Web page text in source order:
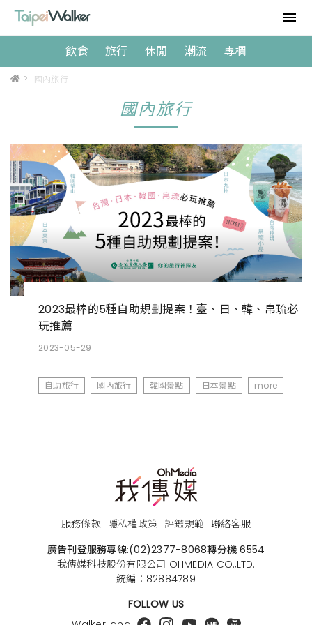
飲食 旅行 休閒 潮流 專欄
> 國內旅行
國內旅行
2023最棒的5種自助規劃提案！臺、日、韓、帛琉必
玩推薦
2023-05-29
自助旅行 國內旅行 韓國景點 日本景點 more
服務條款 隱私權政策 評鑑規範 聯絡客服
廣告刊登服務專線:(02)2377-8068轉分機 6554
我傳媒科技股份有限公司 OHMEDIA CO.,LTD.
統編：82884789
FOLLOW US